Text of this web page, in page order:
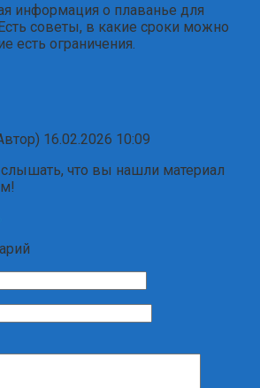
информация о плаванье для
советы, в какие сроки можно
есть ограничения.
16.02.2026 10:09
что вы нашли материал